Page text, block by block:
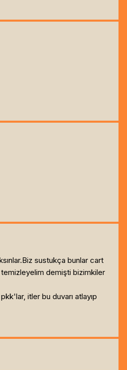
sustukça bunlar cart
demişti bizimkiler
itler bu duvarı atlayıp